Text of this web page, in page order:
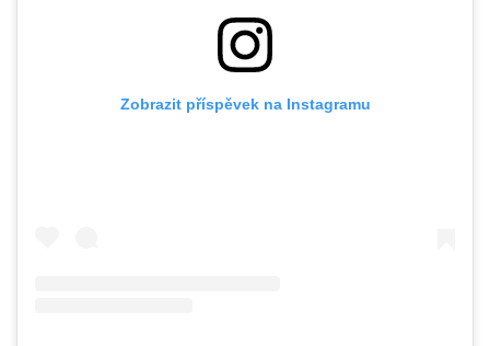
Zobrazit příspěvek na Instagramu